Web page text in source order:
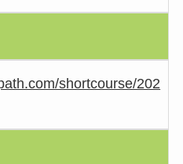
shortcourse/202